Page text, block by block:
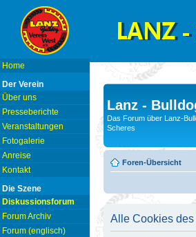
Home
Der Verein
Über uns
Presseberichte
Veranstaltungen
Fotogalerie
Anreise
Kontakt
Die Szene
Diskussionsforum
Forum Archiv
Forum (englisch)
Lanz -
Das Forum über Lanz-
Scheres
Foren-Übersicht
Alle Cookies